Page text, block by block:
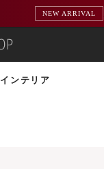
NEW ARRIVAL
インテリア